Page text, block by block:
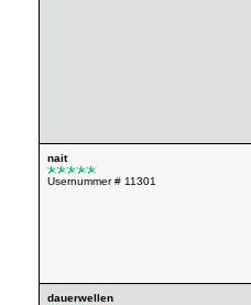
nait
Usernummer # 11301
dauerwellen